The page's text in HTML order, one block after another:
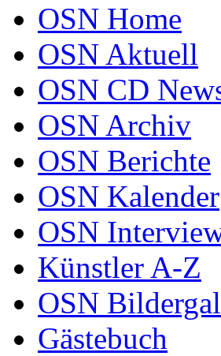
OSN Home
OSN Aktuell
OSN CD
OSN Archiv
OSN Berichte
OSN Kalender
OSN
Künstler A-Z
OSN
Gästebuch